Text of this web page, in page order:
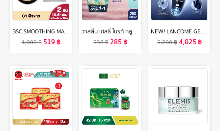
BSC SMOOTHING MATTE POWDER SPF 20 PA++ แพคคู่สุดคุ้ม (ตลับจริง 10.5 กรัม และตลับ รีฟิลแบบเติม 10.5 กรัม) แป้งที่ได้รับรางวัลการันตีจากนิตยสารชื่อดัง COSMO KISS BEAUTY AWARDS 2015 เครื่องสำอาง แป้ง พัฟ
1,000฿ 519฿
วาสลีน เฮลธี ไบรท์ กลูต้า-ไฮยา เซรั่ม เบิสท์ โลชั่น 300 มล. แพ็คคู่ Vaseline Healthy Bright Gluta-Hya Serum Burst Lotion 300 ml. Twin
538฿285 ฿
NEW! LANCOME GENIFIQUE ULTIMATE, DUAL-REPAIR AUGMENTED SERUM 50 ML สูตรใหม่! เซรั่มอันดับ 1 จากลังโคม ชุ่มชื้นมากขึ้น ฟื้นผิวเสียสะสม ใน 1 สัปดาห์* ด้วยเทคโนโลยีจดสิทธิบัตร เบต้ากลูแคนบริสุทธิ์ 98% (Betaglucan)
5,200฿4,825 ฿